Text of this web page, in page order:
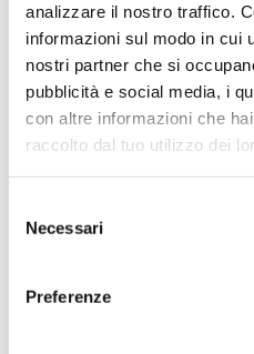
analizzare il nostro traffico.
informazioni sul modo in cui
nostri partner che si
pubblicità e social media, i
con altre informazioni che
raccolto dal tuo utilizzo dei
delNecessari
Preferenze
Hope Efrida
2 mesi fa
★★★★★
Ho acquistato un
microfono professionale,
cavi vari come regali per il
prodotti è di alto livello. I